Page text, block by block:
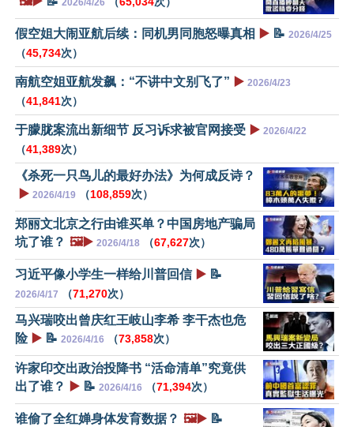
2026/4/26
假空姐大闹亚航后续：同机男同胞怒曝真相 ▶️ 📝 2026/4/25
（45,734次）
南航空姐亚航发飙：“不讲中文别飞了” ▶️ 2026/4/23
（41,841次）
于朦胧案流出新细节 反习诉求被官网接受 ▶️ 2026/4/22
（41,389次）
《杀死一只鸟儿的最好办法》为何成反诗？
▶️ 2026/4/19 （108,859次）
郑丽文北京之行由谁买单？中国房地产骗局
坑了谁？ 🖼️▶️ 2026/4/18 （67,627次）
习近平像小学生一样给川普回信 ▶️ 📝
2026/4/17 （71,270次）
马兴瑞咬出曾庆红王岐山李希 李干杰也危
险 ▶️ 📝 2026/4/16 （73,858次）
许家印交出政治投降书 “活命清单”究竟供
出了谁？
▶️ 📝 2026/4/16 （71,394次）
谁偷了全红婵身体发育数据？ 🖼️▶️ 📝